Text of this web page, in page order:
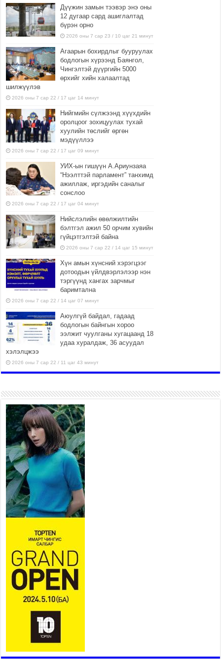
Дүүжин замын тээвэр энэ оны
12 дугаар сард ашиглалтад
бүрэн орно
2026 оны 7 сар 23 / 10 цаг 21 минут
Агаарын бохирдлыг бууруулах
бодлогын хүрээнд Баянгол,
Чингэлтэй дүүргийн 5000
өрхийг хийн халаалтад
шилжүүлэв
2026 оны 7 сар 22 / 17 цаг 14 минут
Нийгмийн сүлжээнд хүүхдийн
оролцоог зохицуулах тухай
хуулийн төслийг өргөн
мэдүүллээ
2026 оны 7 сар 22 / 17 цаг 09 минут
УИХ-ын гишүүн А.Ариунзаяа
“Нээлттэй парламент” танхимд
ажиллаж, иргэдийн саналыг
сонслоо
2026 оны 7 сар 22 / 17 цаг 04 минут
Нийслэлийн өвөлжилтийн
бэлтгэл ажил 50 орчим хувийн
гүйцэтгэлтэй байна
2026 оны 7 сар 22 / 14 цаг 15 минут
Хүн амын хүнсний хэрэгцээг
дотоодын үйлдвэрлэлээр нэн
тэргүүнд хангах зарчмыг
баримтална
2026 оны 7 сар 22 / 14 цаг 07 минут
Аюулгүй байдал, гадаад
бодлогын байнгын хороо
ээлжит чуулганы хугацаанд 18
удаа хуралдаж, 36 асуудал
хэлэлцжээ
2026 оны 7 сар 22 / 11 цаг 43 минут
боломжтой-Хүүхэд хөгжүүлэх
төв” байгуулах төсөлд төр,
хувийн хэвшлийн түншлэлийн хүрээнд хамтран
ажиллахыг урьж байна
2026 оны 7 сар 22 / 9 цаг 28 минут
Б.Пүрэвдагва: “Урт цагаан”-ыг
залуучууд чөлөөт цагаа
өнгөрүүлдэг, жуулчид зорьж
ирдэг цэг болгоно
2026 оны 7 сар 21 / 16 цаг 47 минут
Тусгай замын автобус /BRT/ төслийн удирдах
хорооны ээлжит хуралдаан боллоо
Ерөнхий сайд Н.Учрал БНХАУ-аас Монгол Улсад
суугаа Элчин сайд Шэнь Миньжюанийг хүлээн
авч уулзав
2026 оны 7 сар 21 / 16 цаг 39 минут
БҮГД НАЙРАМДАХ ТАЖИКИСТАН УЛСТАЙ
ЭДИЙН ЗАСГИЙН ХАМТЫН АЖИЛЛАГААГ
ӨРГӨЖҮҮЛНЭ
2026 оны 7 сар 21 / 16 цаг 34 минут
26,992 суралцагч хотхоны бага сургуульд, 8100
суралцагч төрөлжсөн ахлах сургуульд
суралцана
2026 оны 7 сар 21 / 13 цаг 43 минут